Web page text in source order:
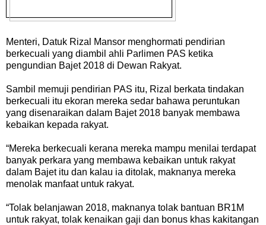
Menteri, Datuk Rizal Mansor menghormati pendirian
berkecuali yang diambil ahli Parlimen PAS ketika
pengundian Bajet 2018 di Dewan Rakyat.
Sambil memuji pendirian PAS itu, Rizal berkata tindakan
berkecuali itu ekoran mereka sedar bahawa peruntukan
yang disenaraikan dalam Bajet 2018 banyak membawa
kebaikan kepada rakyat.
“Mereka berkecuali kerana mereka mampu menilai terdapat
banyak perkara yang membawa kebaikan untuk rakyat
dalam Bajet itu dan kalau ia ditolak, maknanya mereka
menolak manfaat untuk rakyat.
“Tolak belanjawan 2018, maknanya tolak bantuan BR1M
untuk rakyat, tolak kenaikan gaji dan bonus khas kakitangan